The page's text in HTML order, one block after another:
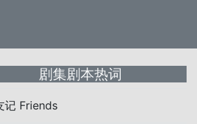
剧集剧本热词
记 Friends